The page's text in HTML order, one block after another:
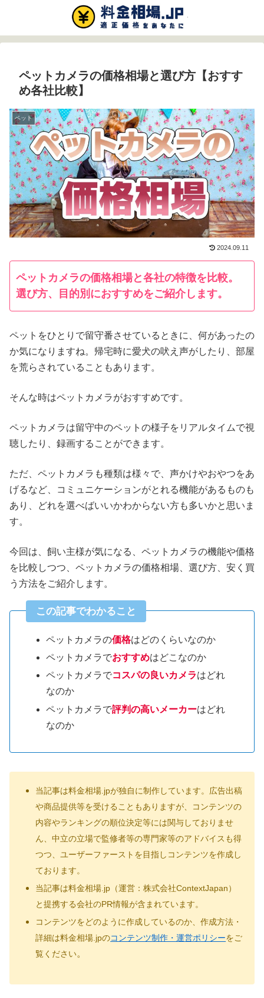
ペットカメラの価格相場と選び方【おすす
め各社比較】
ペット
2024.09.11
ペットカメラの価格相場と各社の特徴を比較。
選び方、目的別におすすめをご紹介します。
ペットをひとりで留守番させているときに、何があったの
か気になりますね。帰宅時に愛犬の吠え声がしたり、部屋
を荒らされていることもあります。
そんな時はペットカメラがおすすめです。
ペットカメラは留守中のペットの様子をリアルタイムで視
聴したり、録画することができます。
ただ、ペットカメラも種類は様々で、声かけやおやつをあ
げるなど、コミュニケーションがとれる機能があるものも
あり、どれを選べばいいかわからない方も多いかと思いま
す。
今回は、飼い主様が気になる、ペットカメラの機能や価格
を比較しつつ、ペットカメラの価格相場、選び方、安く買
う方法をご紹介します。
この記事でわかること
ペットカメラの価格はどのくらいなのか
ペットカメラでおすすめはどこなのか
ペットカメラでコスパの良いカメラはどれ
なのか
ペットカメラで評判の高いメーカーはどれ
なのか
当記事は料金相場.jpが独自に制作しています。広告出稿
や商品提供等を受けることもありますが、コンテンツの
内容やランキングの順位決定等には関与しておりませ
ん、中立の立場で監修者等の専門家等のアドバイスも得
つつ、ユーザーファーストを目指しコンテンツを作成し
ております。
当記事は料金相場.jp（運営：株式会社ContextJapan）
と提携する会社のPR情報が含まれています。
コンテンツをどのように作成しているのか、作成方法・
詳細は料金相場.jpのコンテンツ制作・運営ポリシーをご
覧ください。